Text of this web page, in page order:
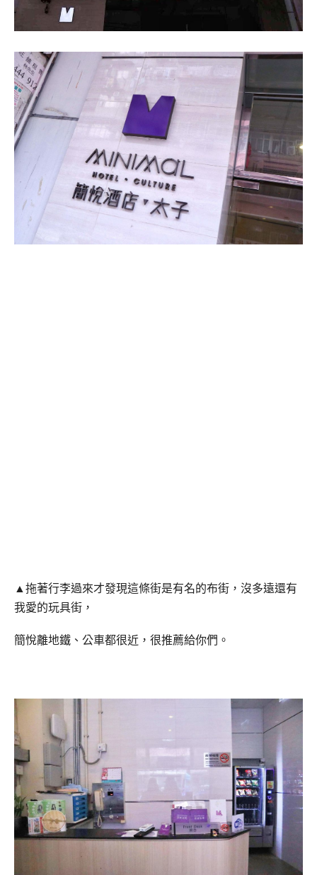
▲拖著行李過來才發現這條街是有名的布街，沒多遠還有
我愛的玩具街，
簡悅離地鐵、公車都很近，很推薦給你們。